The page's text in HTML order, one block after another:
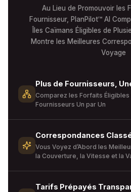
Au Lieu de Promouvoir les
Fournisseur, PlanPilot™ AI
Îles Caïmans Éligibles de
Montre les Meilleures
Voyage
Plus de Fournisseurs,
Comparez les Forfaits Éligibles
Fournisseurs Un par Un
Correspondances
Vous Voyez d’Abord les
la Couverture, la Vitesse et la
Tarifs Prépayés